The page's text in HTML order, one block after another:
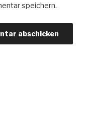
speichern.